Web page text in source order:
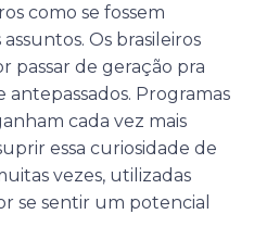
como se fossem
Os brasileiros
passar de geração pra
antepassados. Programas
cada vez mais
essa curiosidade de
vezes, utilizadas
se sentir um potencial